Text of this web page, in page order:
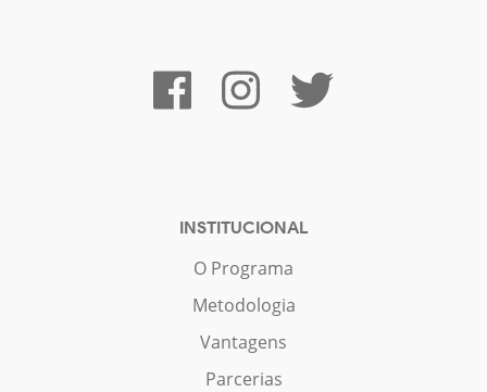
INSTITUCIONAL
O Programa
Metodologia
Vantagens
Parcerias